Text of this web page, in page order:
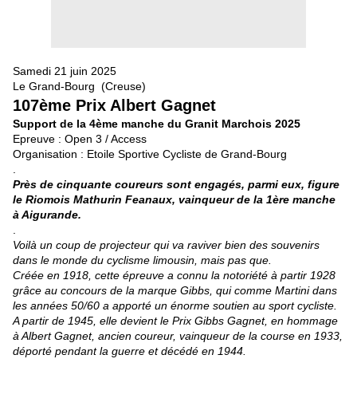
Samedi 21 juin 2025
Le Grand-Bourg (Creuse)
107ème Prix Albert Gagnet
Support de la 4ème manche du Granit Marchois 2025
Epreuve : Open 3 / Access
Organisation : Etoile Sportive Cycliste de Grand-Bourg
Près de cinquante coureurs sont engagés, parmi eux, figure
le Riomois Mathurin Feanaux, vainqueur de la 1ère manche
à Aigurande.
Voilà un coup de projecteur qui va raviver bien des souvenirs
dans le monde du cyclisme limousin, mais pas que.
Créée en 1918, cette épreuve a connu la notoriété à partir 1928
grâce au concours de la marque Gibbs, qui comme Martini dans
les années 50/60 a apporté un énorme soutien au sport cycliste.
A partir de 1945, elle devient le Prix Gibbs Gagnet, en hommage
à Albert Gagnet, ancien coureur, vainqueur de la course en 1933,
déporté pendant la guerre et décédé en 1944.